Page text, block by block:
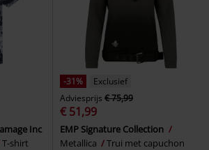
Inc
T-shirt
-31%
Exclusief
Adviesprijs € 75,99
€ 51,99
EMP Signature Collection
Metallica
Trui met capuchon